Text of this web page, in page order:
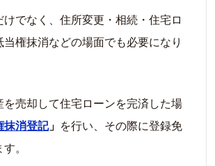
でなく、住所変更・相続・住宅ロ
権抹消などの場面でも必要になり
売却して住宅ローンを完済した場
抹消登記」 を行い、その際に登録免
。